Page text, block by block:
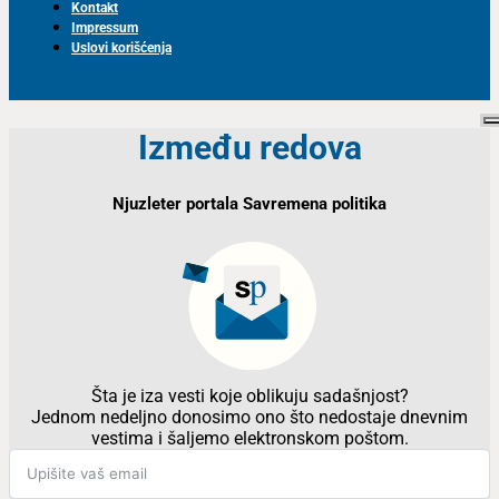
Kontakt
Impressum
Uslovi korišćenja
Između redova
Njuzleter portala Savremena politika
Šta je iza vesti koje oblikuju sadašnjost?
Jednom nedeljno donosimo ono što nedostaje dnevnim
vestima i šaljemo elektronskom poštom.